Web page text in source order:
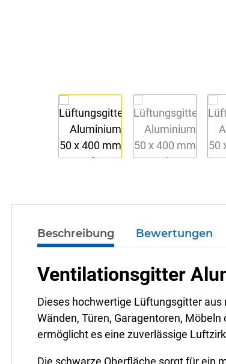
Beschreibung Bewertungen
Ventilationsgitter
Dieses hochwertige Lüftungsgitter
Wänden, Türen, Garagentoren,
ermöglicht es eine zuverlässige
Die schwarze Oberfläche sorgt für ein